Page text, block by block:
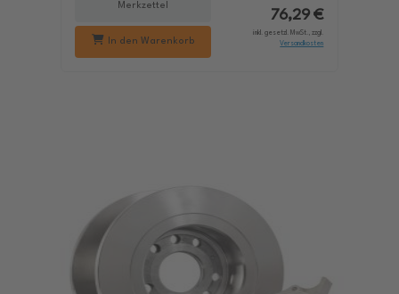
Merkzettel
In den Warenkorb
76,29 €
inkl. gesetzl. MwSt., zzgl.
Versandkosten